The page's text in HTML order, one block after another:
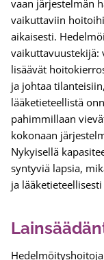
vaan järjestelmän
vaikuttaviin
aikaisesti.
vaikuttavuustekijä:
lisäävät
ja johtaa
lääketieteellistä
pahimmillaan
kokonaan
Nykyisellä
syntyviä lapsia,
ja